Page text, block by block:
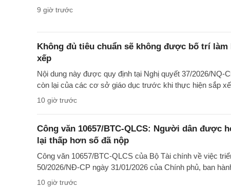
9 giờ trước
Không đủ tiêu chuẩn sẽ không được bố trí
xếp
Nội dung này được quy định tại Nghị quyết 37/2026/NQ-
còn lại của các cơ sở giáo dục trước khi thực hiện sắp
10 giờ trước
Công văn 10657/BTC-QLCS: Người dân được
lại thấp hơn số đã nộp
Công văn 10657/BTC-QLCS của Bộ Tài chính về việc
50/2026/NĐ-CP ngày 31/01/2026 của Chính phủ, ban
10 giờ trước